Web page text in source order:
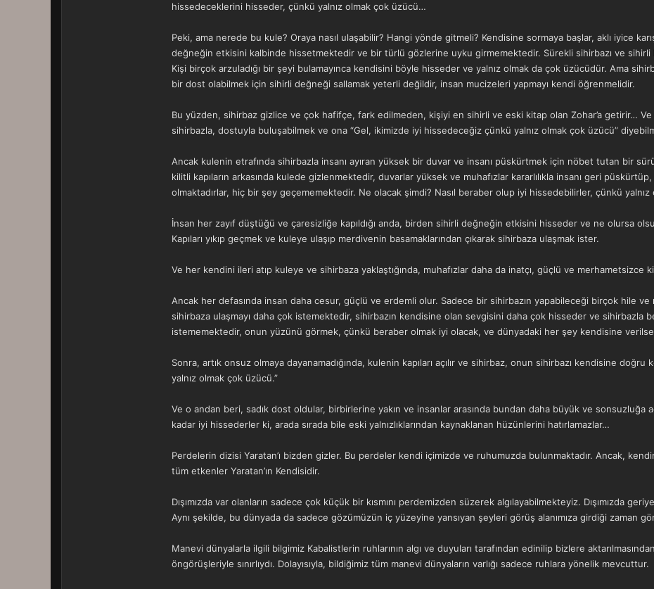
hissedeceklerini hisseder, çünkü yalnız olmak çok üzücü…
Peki, ama nerede bu kule? Oraya nasıl ulaşabilir? Hangi yönde gitmeli? Kendisine sormaya başlar, aklı iyice
değneğin etkisini kalbinde hissetmektedir ve bir türlü gözlerine uyku girmemektedir. Sürekli sihirbazı ve sihirli
Kişi birçok arzuladığı bir şeyi bulamayınca kendisini böyle hisseder ve yalnız olmak da çok üzücüdür. Ama
bir dost olabilmek için sihirli değneği sallamak yeterli değildir, insan mucizeleri yapmayı kendi öğrenmelidir.
Bu yüzden, sihirbaz gizlice ve çok hafifçe, fark edilmeden, kişiyi en sihirli ve eski kitap olan Zohar’a getirir…
sihirbazla, dostuyla buluşabilmek ve ona “Gel, ikimizde iyi hissedeceğiz çünkü yalnız olmak çok üzücü”
Ancak kulenin etrafında sihirbazla insanı ayıran yüksek bir duvar ve insanı püskürtmek için nöbet tutan bir
kilitli kapıların arkasında kulede gizlenmektedir, duvarlar yüksek ve muhafızlar kararlılıkla insanı geri
olmaktadırlar, hiç bir şey geçememektedir. Ne olacak şimdi? Nasıl beraber olup iyi hissedebilirler, çünkü yalnız
İnsan her zayıf düştüğü ve çaresizliğe kapıldığı anda, birden sihirli değneğin etkisini hisseder ve ne olursa
Kapıları yıkıp geçmek ve kuleye ulaşıp merdivenin basamaklarından çıkarak sihirbaza ulaşmak ister.
Ve her kendini ileri atıp kuleye ve sihirbaza yaklaştığında, muhafızlar daha da inatçı, güçlü ve merhametsizce
Ancak her defasında insan daha cesur, güçlü ve erdemli olur. Sadece bir sihirbazın yapabileceği birçok hile
sihirbaza ulaşmayı daha çok istemektedir, sihirbazın kendisine olan sevgisini daha çok hisseder ve sihirbazla
istememektedir, onun yüzünü görmek, çünkü beraber olmak iyi olacak, ve dünyadaki her şey kendisine
Sonra, artık onsuz olmaya dayanamadığında, kulenin kapıları açılır ve sihirbaz, onun sihirbazı kendisine
yalnız olmak çok üzücü.”
Ve o andan beri, sadık dost oldular, birbirlerine yakın ve insanlar arasında bundan daha büyük ve sonsuzluğa
kadar iyi hissederler ki, arada sırada bile eski yalnızlıklarından kaynaklanan hüzünlerini hatırlamazlar…
Perdelerin dizisi Yaratan’ı bizden gizler. Bu perdeler kendi içimizde ve ruhumuzda bulunmaktadır. Ancak,
tüm etkenler Yaratan’ın Kendisidir.
Dışımızda var olanların sadece çok küçük bir kısmını perdemizden süzerek algılayabilmekteyiz. Dışımızda
Aynı şekilde, bu dünyada da sadece gözümüzün iç yüzeyine yansıyan şeyleri görüş alanımıza girdiği zaman
Manevi dünyalarla ilgili bilgimiz Kabalistlerin ruhlarının algı ve duyuları tarafından edinilip bizlere
öngörüşleriyle sınırlıydı. Dolayısıyla, bildiğimiz tüm manevi dünyaların varlığı sadece ruhlara yönelik mevcuttur.